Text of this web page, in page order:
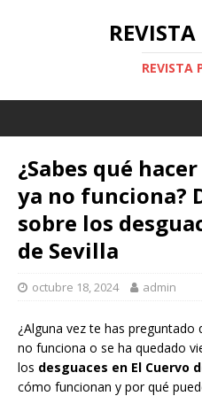
REVISTA
¿Sabes qué
ya no funciona?
sobre los
de Sevilla
octubre 18, 2024 admin
¿Alguna vez te has preguntado
no funciona o se ha quedado
los desguaces en El Cuervo
cómo funcionan y por qué